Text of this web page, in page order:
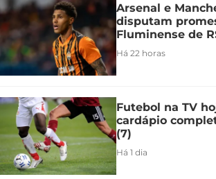
Arsenal e
disputam
Fluminense de
Há 22 horas
Futebol na TV
cardápio
(7)
Há 1 dia